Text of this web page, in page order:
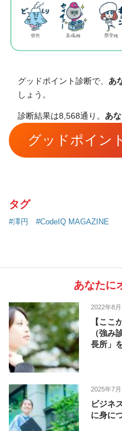
グッドポイント診断で、 あ
しょう。
診断結果は8,568通り。 あ
グッドポイン
タグ
#澤円 #CodeIQ MAGAZINE
あなたに
2022年8月
【ここ
（強み
長所」
2025年7月
ビジネ
に身に